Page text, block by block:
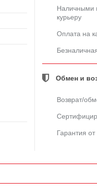
Наличными
курьеру
Оплата на
Обмен и
Возврат/
Гарантия